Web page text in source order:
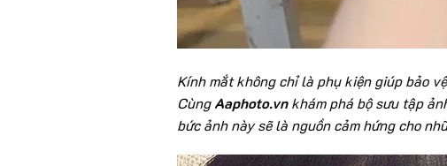
Kính mắt không chỉ là phụ kiện giúp bảo
CùngAaphoto.vnkhám phá bộ sưu tập
bức ảnh này sẽ là nguồn cảm hứng cho